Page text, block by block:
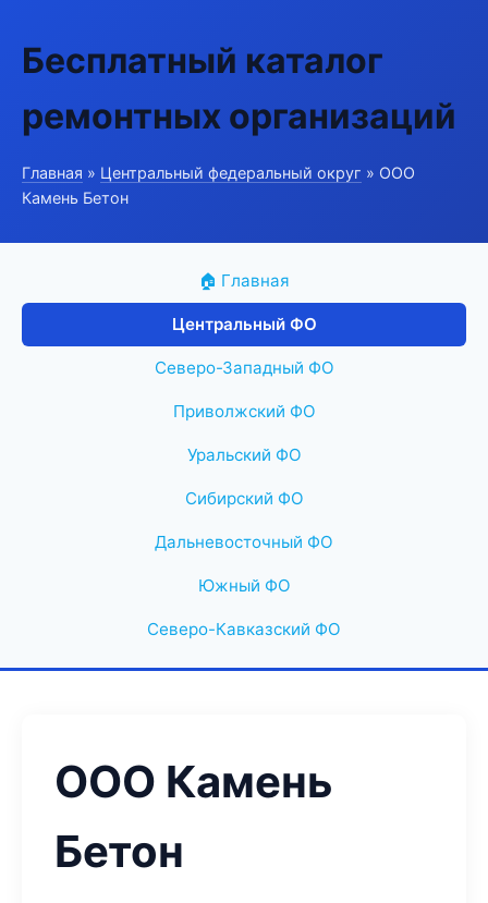
Бесплатный каталог
ремонтных организаций
Главная » Центральный федеральный округ » ООО
Камень Бетон
🏠 Главная
Центральный ФО
Северо-Западный ФО
Приволжский ФО
Уральский ФО
Сибирский ФО
Дальневосточный ФО
Южный ФО
Северо-Кавказский ФО
ООО Камень
Бетон